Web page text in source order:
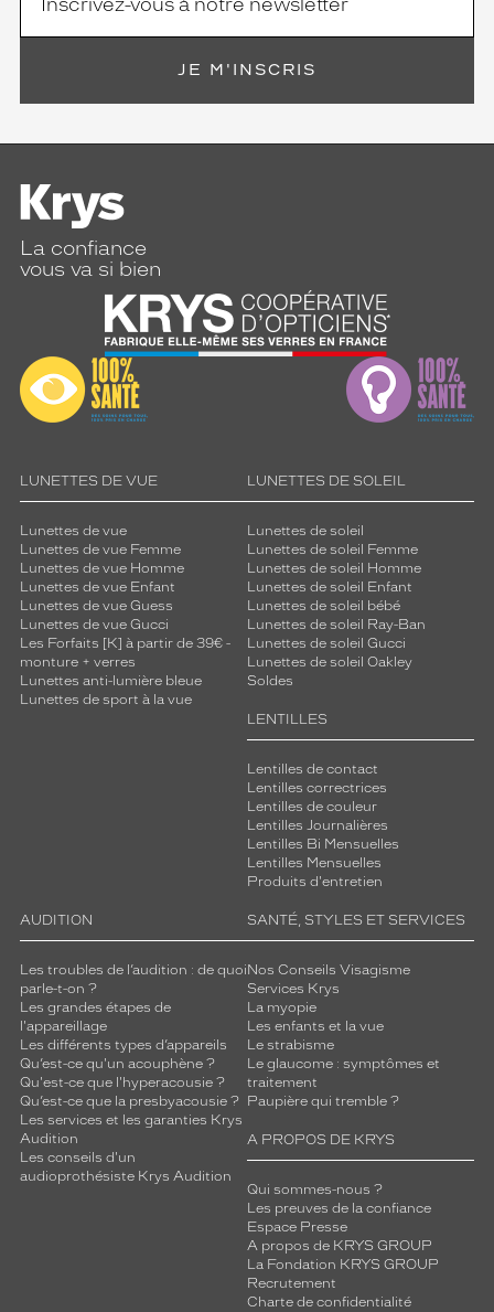
JE M'INSCRIS
La confiance
vous va si bien
LUNETTES DE VUE
Lunettes de vue
Lunettes de vue Femme
Lunettes de vue Homme
Lunettes de vue Enfant
Lunettes de vue Guess
Lunettes de vue Gucci
Les Forfaits [K] à partir de 39€ -
monture + verres
Lunettes anti-lumière bleue
Lunettes de sport à la vue
LUNETTES DE SOLEIL
Lunettes de soleil
Lunettes de soleil Femme
Lunettes de soleil Homme
Lunettes de soleil Enfant
Lunettes de soleil bébé
Lunettes de soleil Ray-Ban
Lunettes de soleil Gucci
Lunettes de soleil Oakley
Soldes
LENTILLES
Lentilles de contact
Lentilles correctrices
Lentilles de couleur
Lentilles Journalières
Lentilles Bi Mensuelles
Lentilles Mensuelles
Produits d'entretien
AUDITION
Les troubles de l’audition : de quoi
parle-t-on ?
Les grandes étapes de
l'appareillage
Les différents types d’appareils
Qu’est-ce qu'un acouphène ?
Qu'est-ce que l'hyperacousie ?
Qu’est-ce que la presbyacousie ?
Les services et les garanties Krys
Audition
Les conseils d'un
audioprothésiste Krys Audition
SANTÉ, STYLES ET SERVICES
Nos Conseils Visagisme
Services Krys
La myopie
Les enfants et la vue
Le strabisme
Le glaucome : symptômes et
traitement
Paupière qui tremble ?
A PROPOS DE KRYS
Qui sommes-nous ?
Les preuves de la confiance
Espace Presse
A propos de KRYS GROUP
La Fondation KRYS GROUP
Recrutement
Charte de confidentialité